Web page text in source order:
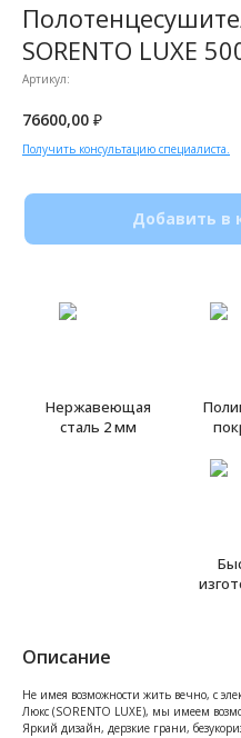
SORENTO LUXE
Артикул:
76600,00 ₽
Получить консультацию специалиста.
Добавить в
Нержавеющая
сталь 2 мм
Описание
Не имея возможности жить вечно, с
Люкс (SORENTO LUXE), мы имеем
Яркий дизайн, дерзкие грани,